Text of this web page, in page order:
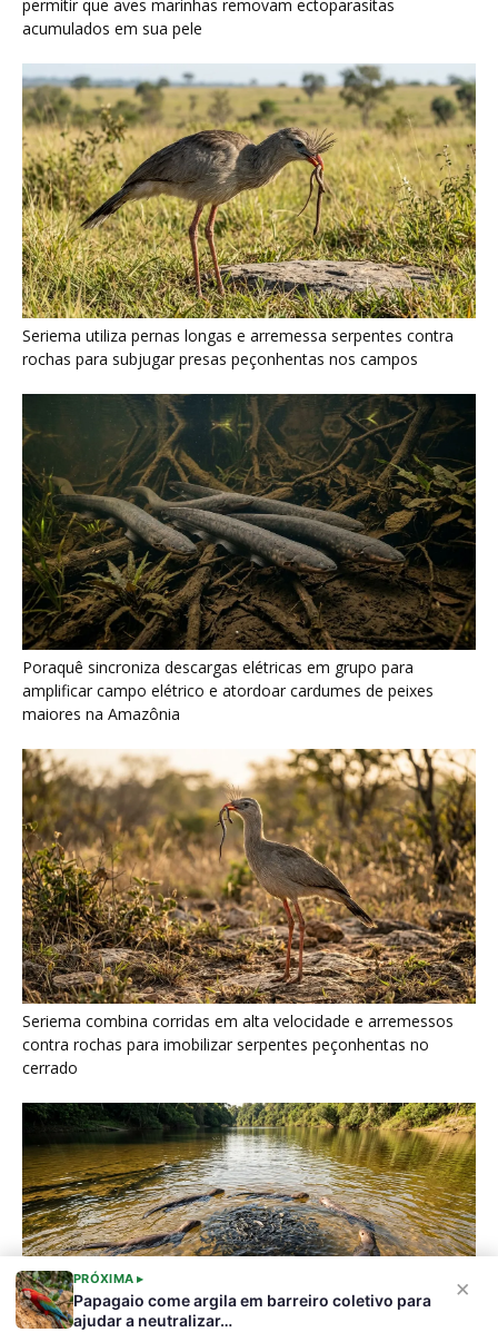
×
PRÓXIMA ▸
Papagaio come argila em barreiro coletivo para
ajudar a neutralizar…
Poraquê sincroniza descargas elétricas em grupo para
amplificar campo elétrico e atordoar cardumes de peixes
maiores na Amazônia
Seriema combina corridas em alta velocidade e arremessos
contra rochas para imobilizar serpentes peçonhentas no
cerrado
Ariranha sincroniza caça coletiva com vocalização subaquática
e cerca cardumes em rios rasos da Amazônia